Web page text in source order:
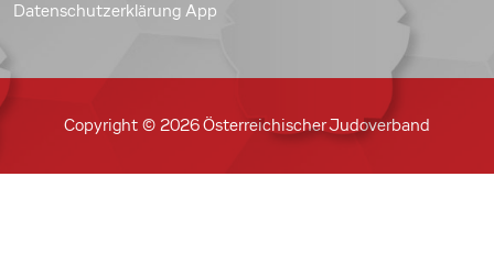
Datenschutzerklärung App
Copyright © 2026 Österreichischer Judoverband